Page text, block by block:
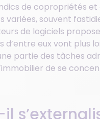
de copropriétés
variées, souvent
de logiciels
d’entre eux vont
partie des tâches
de se